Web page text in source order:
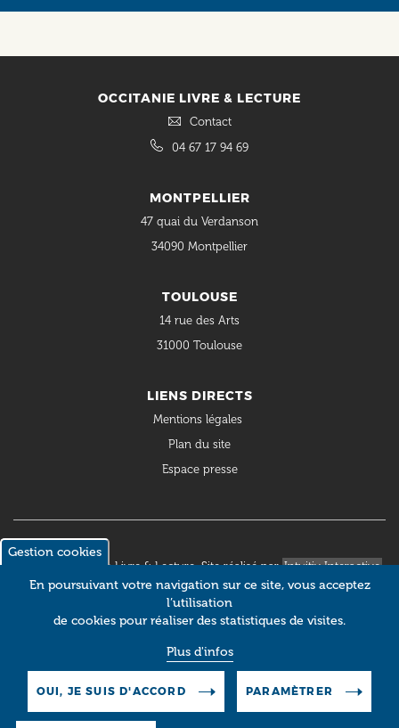
OCCITANIE LIVRE & LECTURE
Contact
04 67 17 94 69
MONTPELLIER
47 quai du Verdanson
34090 Montpellier
TOULOUSE
14 rue des Arts
31000 Toulouse
LIENS DIRECTS
Mentions légales
Plan du site
Espace presse
© 2018 Occitanie Livre & Lecture. Site réalisé parIntuitiv Interactive
Gestion cookies
En poursuivant votre navigation sur ce site, vous acceptez
l’utilisation
de cookies pour réaliser des statistiques de visites.
Plus d'infos
OUI, JE SUIS D'ACCORD PARAMÈTRER